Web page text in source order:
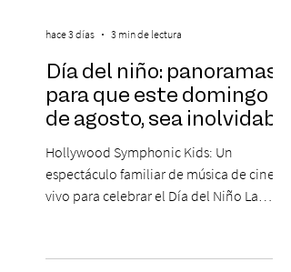
Día del niño: panoramas
para que este domingo 09
de agosto, sea inolvidable
Hollywood Symphonic Kids: Un
espectáculo familiar de música de cine en
vivo para celebrar el Día del Niño La
musical única e inolvidable con motivo del
hace 3 días 3 min de lectura